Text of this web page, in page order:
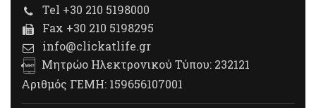
Tel +30 210 5198000
Fax +30 210 5198295
info@clickatlife.gr
Μητρώο Ηλεκτρονικού Τύπου: 232121
Αριθμός ΓΕΜΗ: 159656107001